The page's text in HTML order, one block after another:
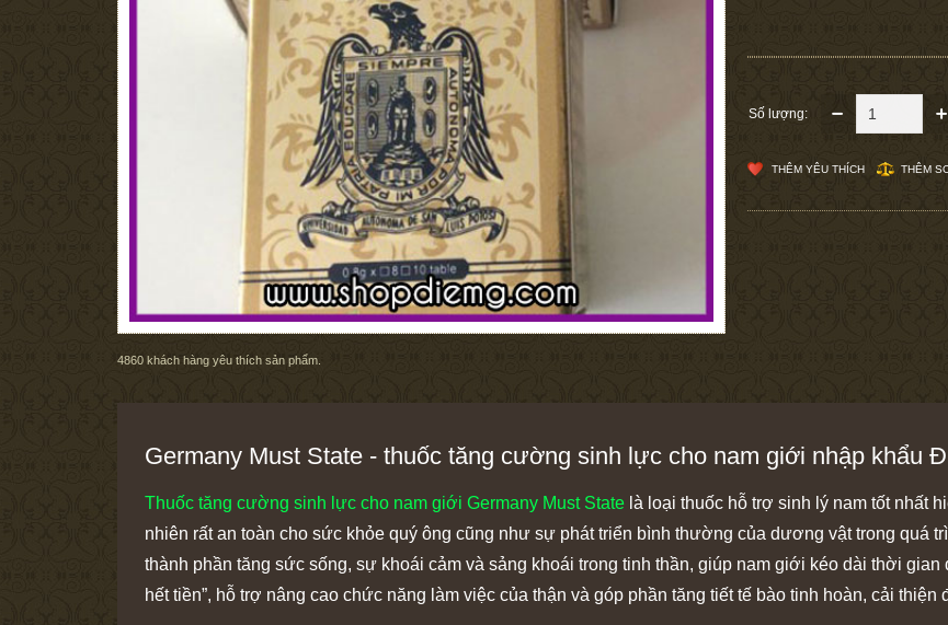
4860 khách hàng yêu thích sản phẩm.
Số lượng:
THÊM YÊU THÍCH THÊM
Germany Must State - thuốc tăng cường sinh lực cho nam giới nhập khẩu
Thuốc tăng cường sinh lực cho nam giới Germany Must State là loại thuốc hỗ trợ sinh lý nam tốt nhất
nhiên rất an toàn cho sức khỏe quý ông cũng như sự phát triển bình thường của dương vật trong quá
thành phần tăng sức sống, sự khoái cảm và sảng khoái trong tinh thần, giúp nam giới kéo dài thời
hết tiền”, hỗ trợ nâng cao chức năng làm việc của thận và góp phần tăng tiết tế bào tinh hoàn, cải